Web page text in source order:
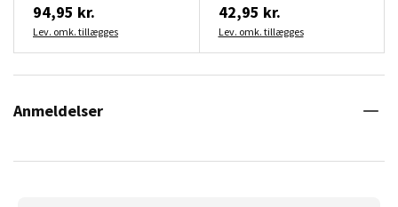
94,95 kr.
Lev. omk. tillægges
42,95 kr.
Lev. omk. tillægges
Anmeldelser